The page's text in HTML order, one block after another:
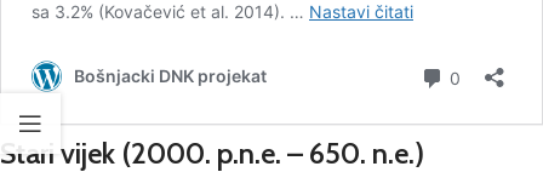
Stari vijek (2000. p.n.e. – 650. n.e.)